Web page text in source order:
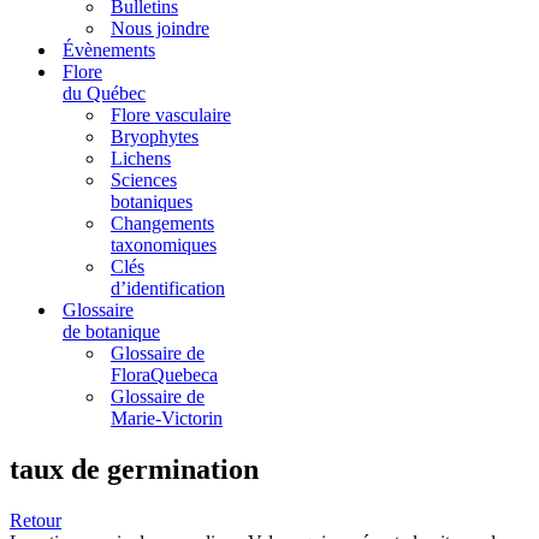
Bulletins
Nous joindre
Évènements
Flore
du Québec
Flore vasculaire
Bryophytes
Lichens
Sciences
botaniques
Changements
taxonomiques
Clés
d’identification
Glossaire
de botanique
Glossaire de
FloraQuebeca
Glossaire de
Marie-Victorin
taux de germination
Retour